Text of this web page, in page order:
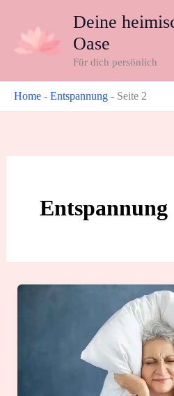
springen
Deine
Oase
Für dich persönlich
Home - Entspannung - Seite 2
Entspannung